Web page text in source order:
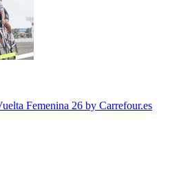
Femenina 26 by Carrefour.es